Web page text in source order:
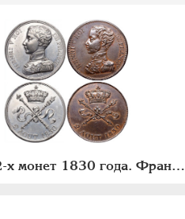
Лот из 2-х монет 1830 года. Франция